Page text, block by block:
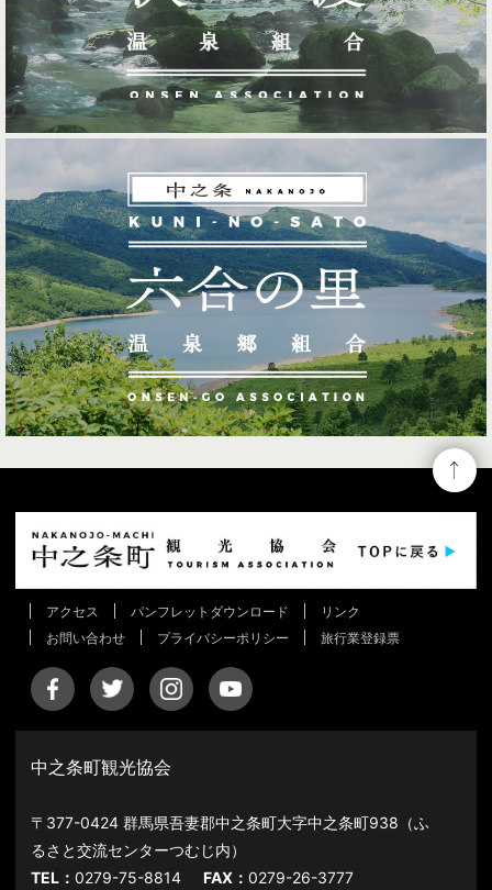
アクセス パンフレットダウンロード
リンク
お問い合わせ
プライバシーポリシー 旅行業登録票
中之条町観光協会
〒377-0424 群馬県吾妻郡中之条町大字中之条町938（ふ
るさと交流センターつむじ内）
TEL：0279-75-8814 FAX：0279-26-3777